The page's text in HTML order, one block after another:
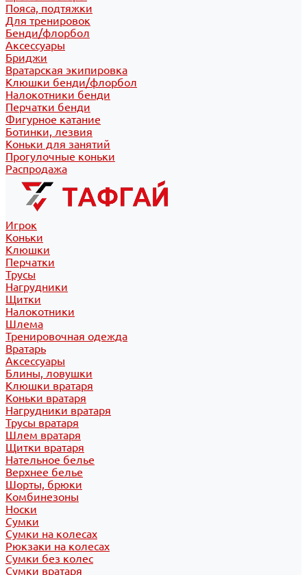
Пояса, подтяжки
Для тренировок
Бенди/флорбол
Аксессуары
Бриджи
Вратарская экипировка
Клюшки бенди/флорбол
Налокотники бенди
Перчатки бенди
Фигурное катание
Ботинки, лезвия
Коньки для занятий
Прогулочные коньки
Распродажа
Игрок
Коньки
Клюшки
Перчатки
Трусы
Нагрудники
Щитки
Налокотники
Шлема
Тренировочная одежда
Вратарь
Аксессуары
Блины, ловушки
Клюшки вратаря
Коньки вратаря
Нагрудники вратаря
Трусы вратаря
Шлем вратаря
Щитки вратаря
Нательное белье
Верхнее белье
Шорты, брюки
Комбинезоны
Носки
Сумки
Сумки на колесах
Рюкзаки на колесах
Сумки без колес
Сумки вратаря